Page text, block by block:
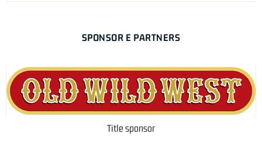
SPONSOR E PARTNERS
Title sponsor